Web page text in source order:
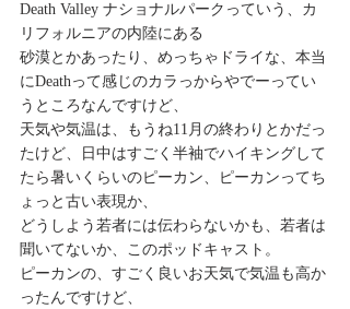
Death Valley ナショナルパークっていう、カ
リフォルニアの内陸にある
砂漠とかあったり、めっちゃドライな、本当
にDeathって感じのカラっからやでーってい
うところなんですけど、
天気や気温は、もうね11月の終わりとかだっ
たけど、日中はすごく半袖でハイキングして
たら暑いくらいのピーカン、ピーカンってち
ょっと古い表現か、
どうしよう若者には伝わらないかも、若者は
聞いてないか、このポッドキャスト。
ピーカンの、すごく良いお天気で気温も高か
ったんですけど、